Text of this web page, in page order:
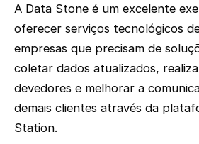
A Data Stone é um excelente
oferecer serviços tecnológicos
empresas que precisam de
coletar dados atualizados,
devedores e melhorar a
demais clientes através da
Station.